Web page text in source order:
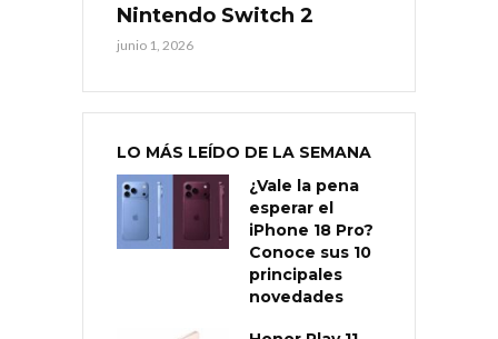
Nintendo Switch 2
junio 1, 2026
LO MÁS LEÍDO DE LA SEMANA
¿Vale la pena
esperar el
iPhone 18 Pro?
Conoce sus 10
principales
novedades